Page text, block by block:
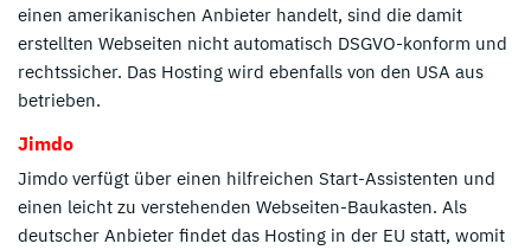
einen amerikanischen Anbieter handelt, sind die damit
erstellten Webseiten nicht automatisch DSGVO-konform und
rechtssicher. Das Hosting wird ebenfalls von den USA aus
betrieben.
Jimdo
Jimdo verfügt über einen hilfreichen Start-Assistenten und
einen leicht zu verstehenden Webseiten-Baukasten. Als
deutscher Anbieter findet das Hosting in der EU statt, womit